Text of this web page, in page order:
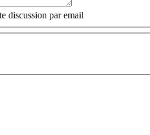
discussion par email